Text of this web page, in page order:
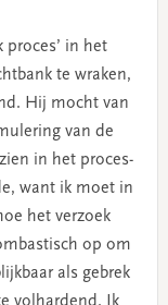
proces’ in het
te wraken,
Hij mocht van
van de
in het proces-
want ik moet in
het verzoek
op om
als gebrek